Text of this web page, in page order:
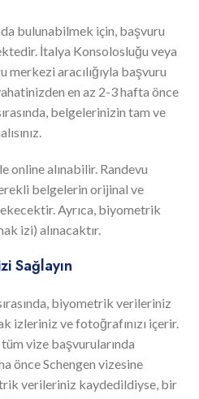
bulunabilmek için, başvuru
İtalya Konsolosluğu veya
aracılığıyla başvuru
en az 2-3 hafta önce
belgelerinizin tam ve
online alınabilir. Randevu
belgelerin orijinal ve
Ayrıca, biyometrik
izi) alınacaktır.
Sağlayın
biyometrik verileriniz
izleriniz ve fotoğrafınızı içerir.
vize başvurularında
önce Schengen vizesine
verileriniz kaydedildiyse, bir